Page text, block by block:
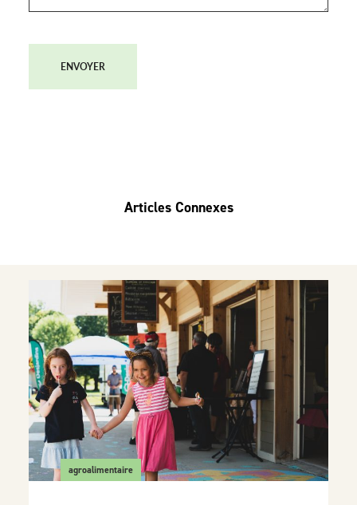
ENVOYER
Articles Connexes
agroalimentaire